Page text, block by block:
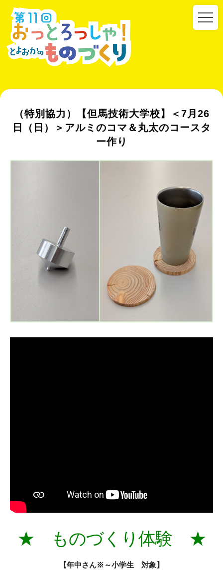
（特別協力）【但馬技術大学校】＜7月26
日（日）＞アルミのコマ＆丸太のコースタ
ー作り
★ ものづくり体験 ★
【年中さん※～小学生 対象】